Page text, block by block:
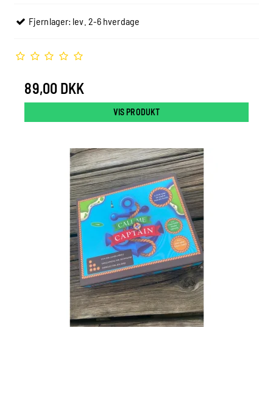
Fjernlager: lev. 2-6 hverdage
89,00 DKK
VIS PRODUKT